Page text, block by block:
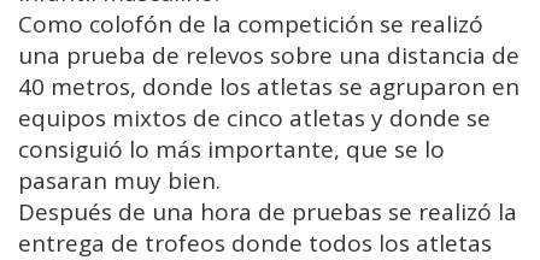
Como colofón de la competición se realizó
una prueba de relevos sobre una distancia de
40 metros, donde los atletas se agruparon en
equipos mixtos de cinco atletas y donde se
consiguió lo más importante, que se lo
pasaran muy bien.
Después de una hora de pruebas se realizó la
entrega de trofeos donde todos los atletas